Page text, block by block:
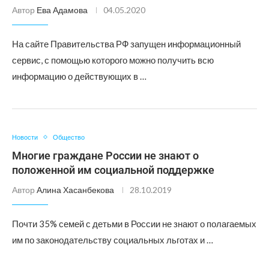
Автор Ева Адамова 04.05.2020
На сайте Правительства РФ запущен информационный
сервис, с помощью которого можно получить всю
информацию о действующих в …
Новости Общество
Многие граждане России не знают о
положенной им социальной поддержке
Автор Алина Хасанбекова 28.10.2019
Почти 35% семей с детьми в России не знают о полагаемых
им по законодательству социальных льготах и …